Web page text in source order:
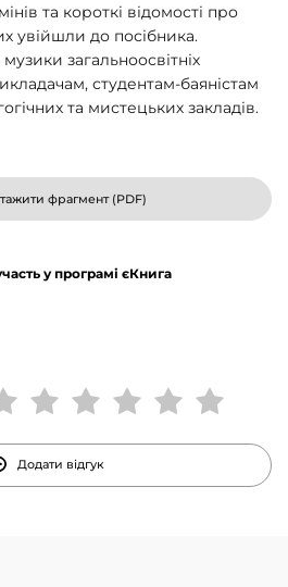
та короткі відомості про
увійшли до посібника.
загальноосвітніх
студентам-баяністам
та мистецьких закладів.
фрагмент (PDF)
у програмі єКнига
Додати відгук